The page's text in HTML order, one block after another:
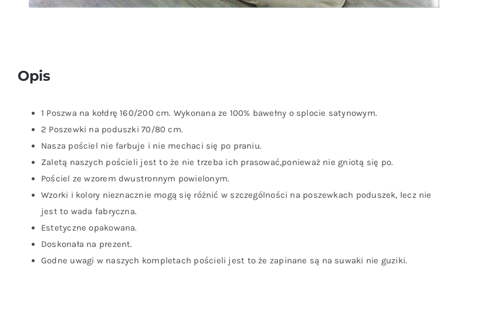
Opis
1 Poszwa na kołdrę 160/200 cm. Wykonana ze 100% bawełny o splocie satynowym.
2 Poszewki na poduszki 70/80 cm.
Nasza pościel nie farbuje i nie mechaci się po praniu.
Zaletą naszych pościeli jest to że nie trzeba ich prasować,ponieważ nie gniotą się po.
Pościel ze wzorem dwustronnym powielonym.
Wzorki i kolory nieznacznie mogą się różnić w szczególności na poszewkach poduszek, lecz nie
jest to wada fabryczna.
Estetyczne opakowana.
Doskonała na prezent.
Godne uwagi w naszych kompletach pościeli jest to że zapinane są na suwaki nie guziki.